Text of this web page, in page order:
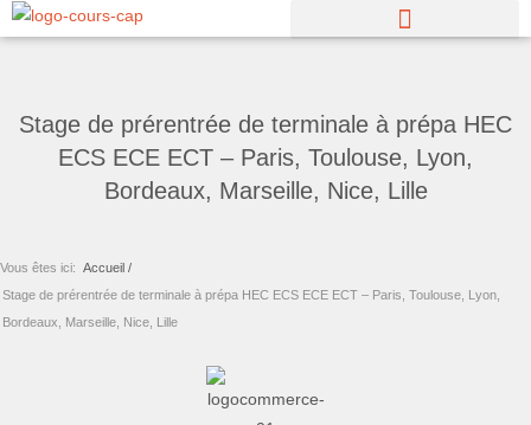
Aller
au
Stage de prérentrée de terminale à prépa HEC
ECS ECE ECT – Paris, Toulouse, Lyon,
Bordeaux, Marseille, Nice, Lille
Vous êtes ici: Accueil /
Stage de prérentrée de terminale à prépa HEC ECS ECE ECT – Paris, Toulouse, Lyon,
Bordeaux, Marseille, Nice, Lille